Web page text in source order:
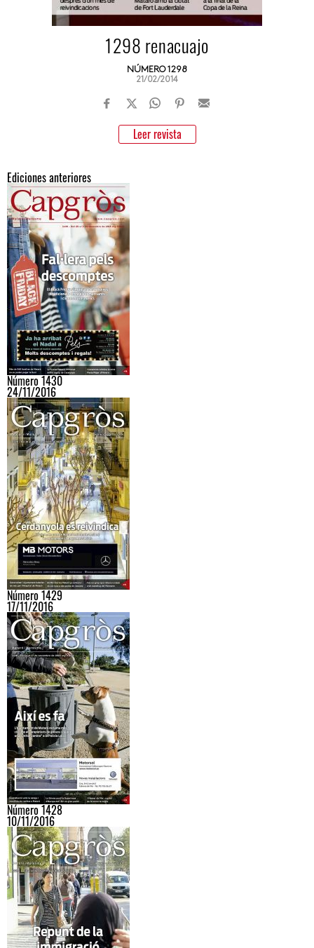
1298 renacuajo
NÚMERO 1298
21/02/2014
Leer revista
Ediciones anteriores
Número 1430
24/11/2016
Número 1429
17/11/2016
Número 1428
10/11/2016